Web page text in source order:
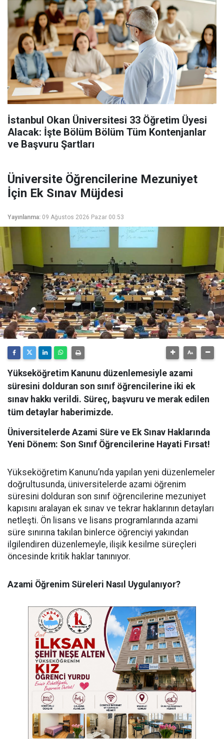
İstanbul Okan Üniversitesi 33 Öğretim Üyesi
Alacak: İşte Bölüm Bölüm Tüm Kontenjanlar
ve Başvuru Şartları
Üniversite Öğrencilerine Mezuniyet
İçin Ek Sınav Müjdesi
Yayınlanma: 09 Ağustos 2026 Pazar 00:53
Yükseköğretim Kanunu düzenlemesiyle azami
süresini dolduran son sınıf öğrencilerine iki ek
sınav hakkı verildi. Süreç, başvuru ve merak edilen
tüm detaylar haberimizde.
Üniversitelerde Azami Süre ve Ek Sınav Haklarında
Yeni Dönem: Son Sınıf Öğrencilerine Hayati Fırsat!
​Yükseköğretim Kanunu’nda yapılan yeni düzenlemeler
doğrultusunda, üniversitelerde azami öğrenim
süresini dolduran son sınıf öğrencilerine mezuniyet
kapısını aralayan ek sınav ve tekrar haklarının detayları
netleşti. Ön lisans ve lisans programlarında azami
süre sınırına takılan binlerce öğrenciyi yakından
ilgilendiren düzenlemeyle, ilişik kesilme süreçleri
öncesinde kritik haklar tanınıyor.
Azami Öğrenim Süreleri Nasıl Uygulanıyor?